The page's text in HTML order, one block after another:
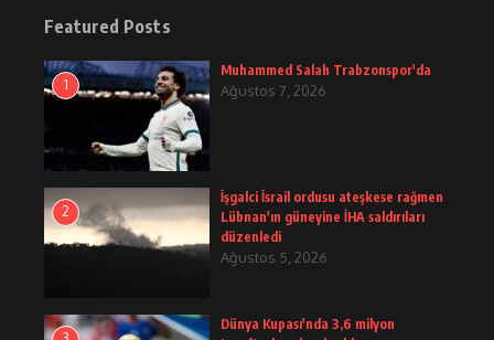
Featured Posts
1
Muhammed Salah Trabzonspor'da
Ağustos 7, 2026
2
İşgalci İsrail ordusu ateşkese rağmen
Lübnan'ın güneyine İHA saldırıları
düzenledi
Ağustos 5, 2026
Dünya Kupası'nda 3,6 milyon